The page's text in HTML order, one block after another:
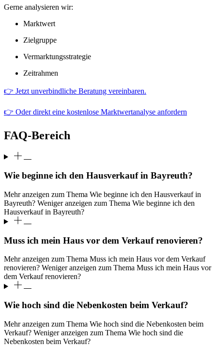
Gerne analysieren wir:
Marktwert
Zielgruppe
Vermarktungsstrategie
Zeitrahmen
👉 Jetzt unverbindliche Beratung vereinbaren.
👉 Oder direkt eine kostenlose Marktwertanalyse anfordern
FAQ-Bereich
Wie beginne ich den Hausverkauf in Bayreuth?
Mehr anzeigen zum Thema Wie beginne ich den Hausverkauf in
Bayreuth? Weniger anzeigen zum Thema Wie beginne ich den
Hausverkauf in Bayreuth?
Muss ich mein Haus vor dem Verkauf renovieren?
Mehr anzeigen zum Thema Muss ich mein Haus vor dem Verkauf
renovieren? Weniger anzeigen zum Thema Muss ich mein Haus vor
dem Verkauf renovieren?
Wie hoch sind die Nebenkosten beim Verkauf?
Mehr anzeigen zum Thema Wie hoch sind die Nebenkosten beim
Verkauf? Weniger anzeigen zum Thema Wie hoch sind die
Nebenkosten beim Verkauf?